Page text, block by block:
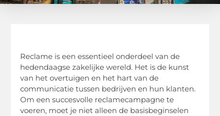
Reclame is een essentieel onderdeel van de
hedendaagse zakelijke wereld. Het is de kunst
van het overtuigen en het hart van de
communicatie tussen bedrijven en hun klanten.
Om een succesvolle reclamecampagne te
voeren, moet je niet alleen de basisbeginselen